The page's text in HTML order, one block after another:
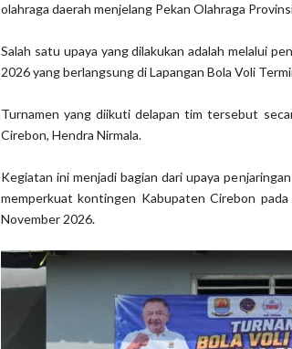
olahraga daerah menjelang Pekan Olahraga
Salah satu upaya yang dilakukan adalah melalui
2026 yang berlangsung di Lapangan Bola Voli
Turnamen yang diikuti delapan tim tersebut
Cirebon, Hendra Nirmala.
Kegiatan ini menjadi bagian dari upaya
memperkuat kontingen Kabupaten Cirebon
November 2026.